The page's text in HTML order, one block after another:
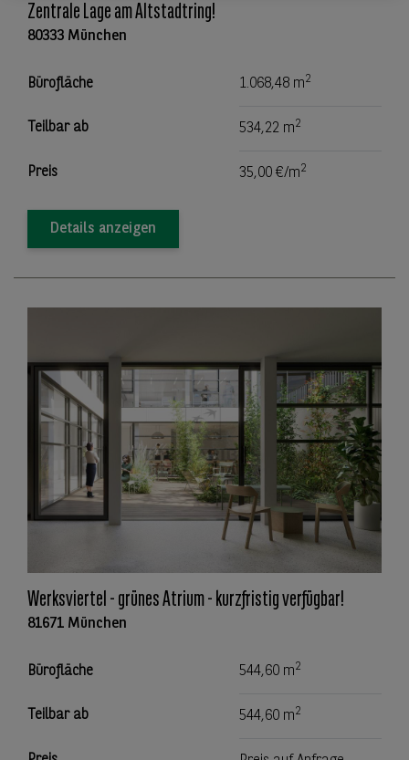
Zentrale Lage am Altstadtring!
80333 München
Bürofläche 1.068,48 m2
Teilbar ab 534,22 m2
Preis 35,00 €/m2
Details anzeigen
Werksviertel - grünes Atrium - kurzfristig verfügbar!
81671 München
Bürofläche 544,60 m2
Teilbar ab 544,60 m2